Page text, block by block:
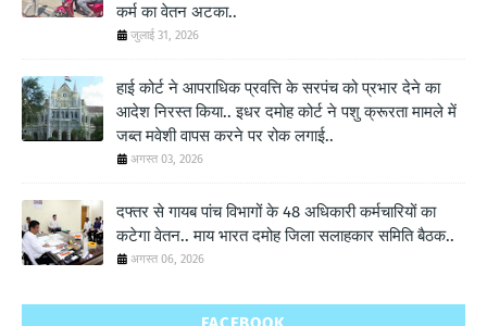
कर्म का वेतन अटका..
जुलाई 31, 2026
हाई कोर्ट ने आपराधिक प्रवत्ति के सरपंच को प्रभार देने का
आदेश निरस्त किया.. इधर दमोह कोर्ट ने पशु क्रूरता मामले में
जब्त मवेशी वापस करने पर रोक लगाई..
अगस्त 03, 2026
दफ्तर से गायब पांच विभागों के 48 अधिकारी कर्मचारियों का
कटेगा वेतन.. माय भारत दमोह जिला सलाहकार समिति बैठक..
अगस्त 06, 2026